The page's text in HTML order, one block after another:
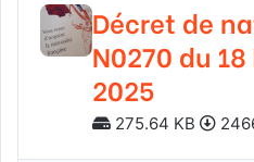
Décret de
N0270 du
2025
275.64 KB